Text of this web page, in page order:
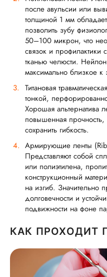
после авульсии или
толщиной 1 мм обладает
позволить зубу
50–100 микрон, что
связок и профилактики
тканью челюсти.
максимально близкое
Титановая
тонкой,
Хорошая альтернатива
повышенная прочность,
сохранить гибкость.
Армирующие ленты
Представляют собой
или полиэтилена,
конструкционный
на изгиб. Значительно
долговечности и
подвижности на фоне
КАК ПРОХОДИТ